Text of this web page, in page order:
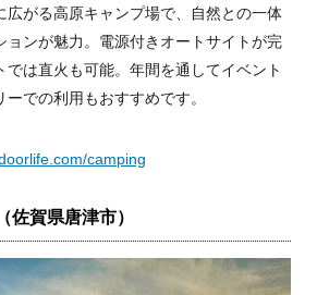
広がる高原キャンプ場で、自然との一体
ョンが魅力。電源付きオートサイトが完
では直火も可能。年間を通してイベント
での利用もおすすめです。
camping
佐賀県唐津市）